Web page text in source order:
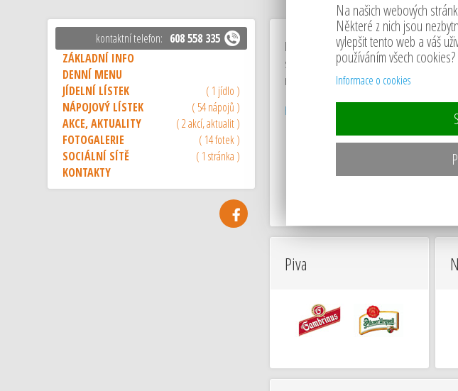
kontaktní telefon: 608 558 335
ZÁKLADNÍ INFO
DENNÍ MENU
JÍDELNÍ LÍSTEK
( 1 jídlo )
NÁPOJOVÝ LÍSTEK
( 54 nápojů )
AKCE, AKTUALITY
( 2 akcí, aktualit )
FOTOGALERIE
( 14 fotek )
SOCIÁLNÍ SÍTĚ
( 1 stránka )
KONTAKTY
Dispozičně je restaurace rozdělena na
soukromí o kapacitě 9 míst, lovecký
rozlehlou terasou s kapacitou 56 míst.
hospoda, hostinec, pivnice
Piva
Na našich webových
Některé z nich jsou
vylepšit tento web a váš
používáním všech cookies?
Informace o cookies